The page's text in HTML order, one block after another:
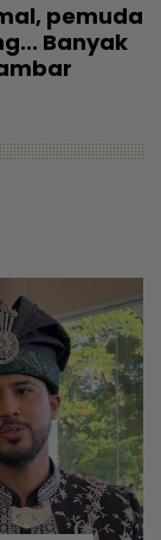
pemuda
Banyak